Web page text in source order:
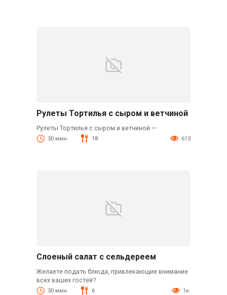
Рулеты Тортилья с сыром и ветчиной
Рулеты Тортилья с сыром и ветчиной —
30 мин. 18 613
Слоеный салат с сельдереем
Желаете подать блюда, привлекающие внимание
всех ваших гостей?
30 мин. 6 1к.